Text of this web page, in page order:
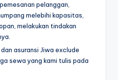
pelanggan,
melebihi kapasitas,
melakukan tindakan
asuransi Jiwa exclude
sewa yang kami tulis pada